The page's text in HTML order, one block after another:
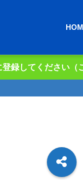
録してください（